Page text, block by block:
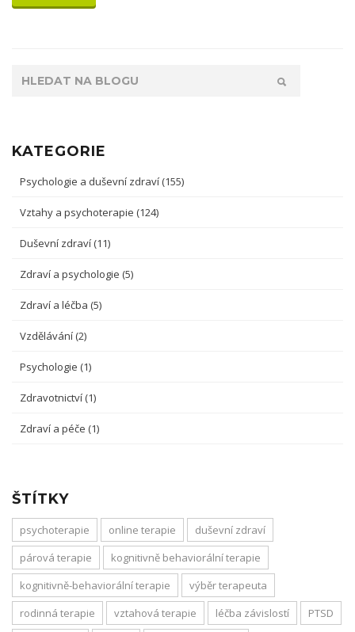
KATEGORIE
Psychologie a duševní zdraví (155)
Vztahy a psychoterapie (124)
Duševní zdraví (11)
Zdraví a psychologie (5)
Zdraví a léčba (5)
Vzdělávání (2)
Psychologie (1)
Zdravotnictví (1)
Zdraví a péče (1)
ŠTÍTKY
psychoterapie online terapie
duševní zdraví
párová terapie
kognitivně behaviorální terapie
kognitivně-behaviorální terapie
výběr terapeuta
rodinná terapie
vztahová terapie léčba závislostí
PTSD